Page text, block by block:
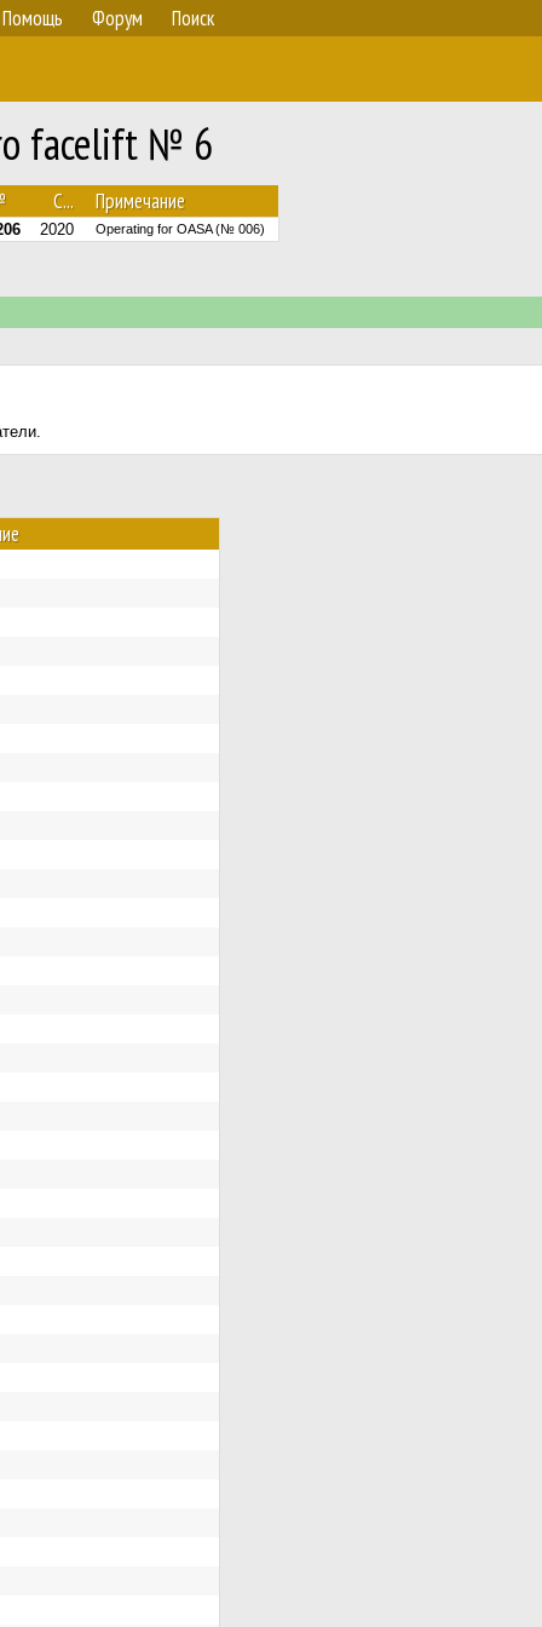
Помощь Форум Поиск
facelift № 6
С... Примечание
2020 Operating for OASA (№ 006)